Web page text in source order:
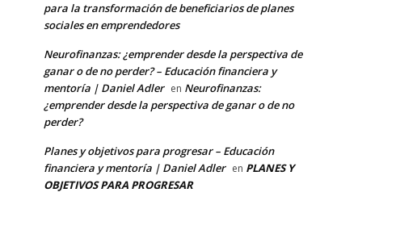
para la transformación de beneficiarios de planes
sociales en emprendedores
Neurofinanzas: ¿emprender desde la perspectiva de
ganar o de no perder? – Educación financiera y
mentoría | Daniel Adler en Neurofinanzas:
¿emprender desde la perspectiva de ganar o de no
perder?
Planes y objetivos para progresar – Educación
financiera y mentoría | Daniel Adler en PLANES Y
OBJETIVOS PARA PROGRESAR